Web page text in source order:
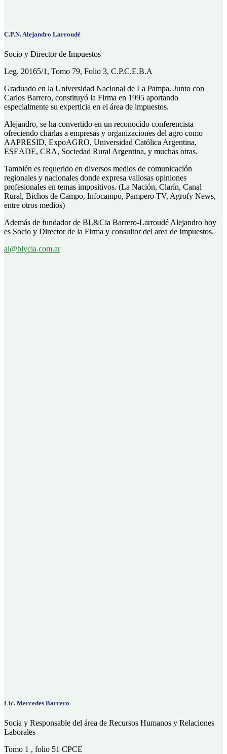
C.P.N. Alejandro Larroudé
Socio y Director de Impuestos
Leg. 20165/1, Tomo 79, Folio 3, C.P.C.E.B.A
Graduado en la Universidad Nacional de La Pampa. Junto con
Carlos Barrero, constituyó la Firma en 1995 aportando
especialmente su experticia en el área de impuestos.
Alejandro, se ha convertido en un reconocido conferencista
ofreciendo charlas a empresas y organizaciones del agro como
AAPRESID, ExpoAGRO, Universidad Católica Argentina,
ESEADE, CRA, Sociedad Rural Argentina, y muchas otras.
También es requerido en diversos medios de comunicación
regionales y nacionales donde expresa valiosas opiniones
profesionales en temas impositivos. (La Nación, Clarín, Canal
Rural, Bichos de Campo, Infocampo, Pampero TV, Agrofy News,
entre otros medios)
Además de fundador de BL&Cia Barrero-Larroudé Alejandro hoy
es Socio y Director de la Firma y consultor del area de Impuestos.
al@blycia.com.ar
Lic. Mercedes Barrero
Socia y Responsable del área de Recursos Humanos y Relaciones
Laborales
Tomo 1 , folio 51 CPCE